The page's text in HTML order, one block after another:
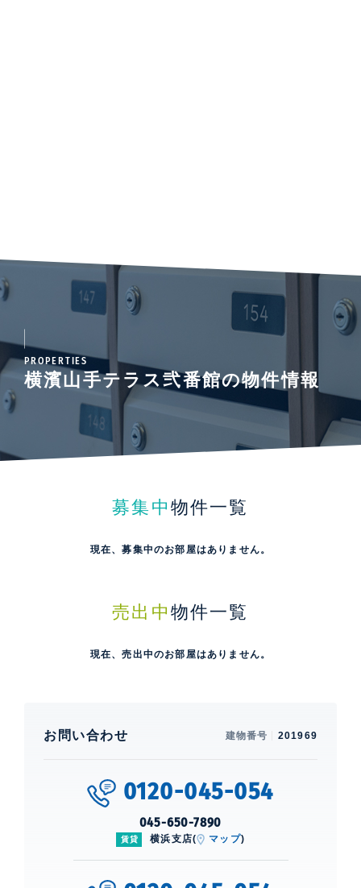
PROPERTIES
横濱山手テラス弐番館の物件情報
募集中 物件一覧
現在、募集中のお部屋はありません。
売出中 物件一覧
現在、売出中のお部屋はありません。
お問い合わせ 建物番号 201969
0120-045-054
045-650-7890
賃貸 横浜支店( マップ)